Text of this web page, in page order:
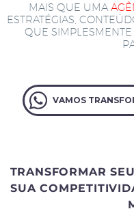
MAIS QUE UMA
ESTRATÉGIAS,
QUE
VAMOS
TRANSFORMAR
SUA